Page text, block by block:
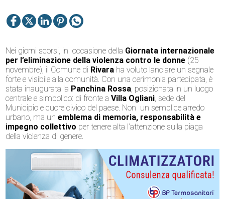
Nei giorni scorsi, in occasione della Giornata internazionale
per l’eliminazione della violenza contro le donne (25
novembre), il Comune di Rivara ha voluto lanciare un segnale
forte e visibile alla comunità. Con una cerimonia partecipata, è
stata inaugurata la Panchina Rossa, posizionata in un luogo
centrale e simbolico: di fronte aVilla Ogliani, sede del
Municipio e cuore civico del paese. Non un semplice arredo
urbano, ma unemblema di memoria, responsabilità e
impegno collettivo per tenere alta l’attenzione sulla piaga
della violenza di genere.